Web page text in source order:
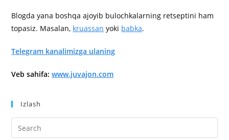
Blogda yana boshqa ajoyib bulochkalarning retseptini ham
topasiz. Masalan, kruassan yoki babka.
Telegram kanalimizga ulaning
Veb sahifa:www.juvajon.com
Izlash